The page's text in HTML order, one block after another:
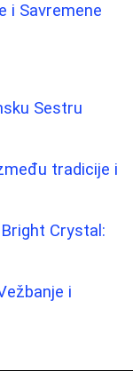
i Savremene
Sestru
tradicije i
Crystal:
i